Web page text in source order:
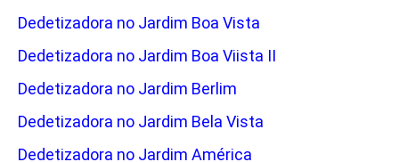
Dedetizadora no Jardim Boa Vista
Dedetizadora no Jardim Boa Viista II
Dedetizadora no Jardim Berlim
Dedetizadora no Jardim Bela Vista
Dedetizadora no Jardim América